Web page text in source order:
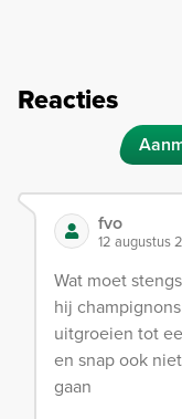
Reacties
fvo
12 augustus
Wat moet
hij
uitgroeien tot
en snap ook
gaan